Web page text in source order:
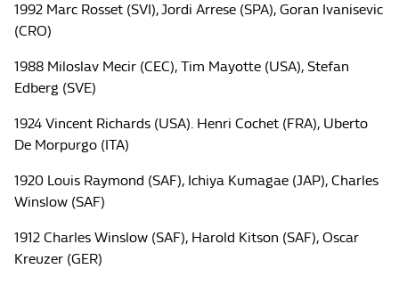
1992 Marc Rosset (SVI), Jordi Arrese (SPA), Goran Ivanisevic
(CRO)
1988 Miloslav Mecir (CEC), Tim Mayotte (USA), Stefan
Edberg (SVE)
1924 Vincent Richards (USA). Henri Cochet (FRA), Uberto
De Morpurgo (ITA)
1920 Louis Raymond (SAF), Ichiya Kumagae (JAP), Charles
Winslow (SAF)
1912 Charles Winslow (SAF), Harold Kitson (SAF), Oscar
Kreuzer (GER)